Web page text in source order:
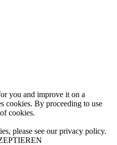
you and improve it on a
cookies. By proceeding to use
cookies.
please see our privacy policy.